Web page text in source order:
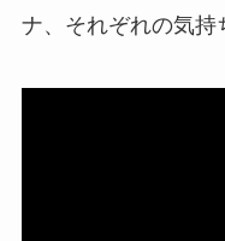
ナ、それぞれの気持